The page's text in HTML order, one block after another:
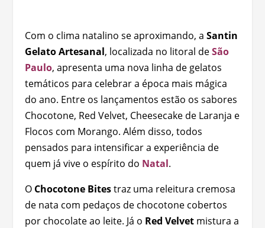
Com o clima natalino se aproximando, aSantin
Gelato Artesanal, localizada no litoral deSão
Paulo, apresenta uma nova linha de gelatos
temáticos para celebrar a época mais mágica
do ano. Entre os lançamentos estão os sabores
Chocotone, Red Velvet, Cheesecake de Laranja e
Flocos com Morango. Além disso, todos
pensados para intensificar a experiência de
quem já vive o espírito do Natal.
O Chocotone Bitestraz uma releitura cremosa
de nata com pedaços de chocotone cobertos
por chocolate ao leite. Já o Red Velvet mistura a